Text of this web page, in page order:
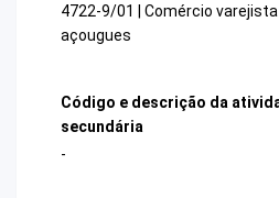
4722-9/01 | Comércio
açougues
Código e descrição da
secundária
-